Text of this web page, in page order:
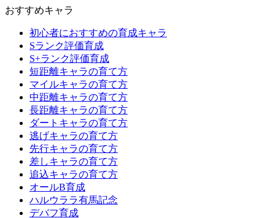
おすすめキャラ
初心者におすすめの育成キャラ
Sランク評価育成
S+ランク評価育成
短距離キャラの育て方
マイルキャラの育て方
中距離キャラの育て方
長距離キャラの育て方
ダートキャラの育て方
逃げキャラの育て方
先行キャラの育て方
差しキャラの育て方
追込キャラの育て方
オールB育成
ハルウララ有馬記念
デバフ育成